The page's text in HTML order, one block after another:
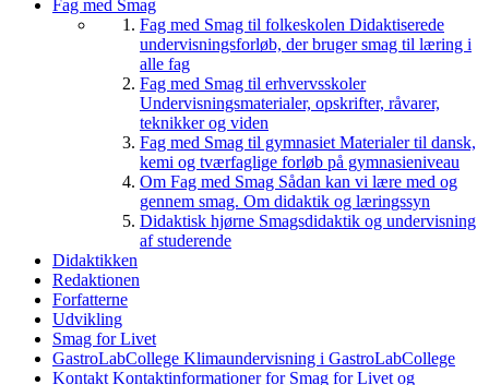
Fag med Smag
Fag med Smag til folkeskolen Didaktiserede
undervisningsforløb, der bruger smag til læring i
alle fag
Fag med Smag til erhvervsskoler
Undervisningsmaterialer, opskrifter, råvarer,
teknikker og viden
Fag med Smag til gymnasiet Materialer til dansk,
kemi og tværfaglige forløb på gymnasieniveau
Om Fag med Smag Sådan kan vi lære med og
gennem smag. Om didaktik og læringssyn
Didaktisk hjørne Smagsdidaktik og undervisning
af studerende
Didaktikken
Redaktionen
Forfatterne
Udvikling
Smag for Livet
GastroLabCollege Klimaundervisning i GastroLabCollege
Kontakt Kontaktinformationer for Smag for Livet og